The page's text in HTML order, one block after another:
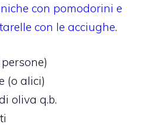
con pomodorini e
con le acciughe.
(o alici)
oliva q.b.